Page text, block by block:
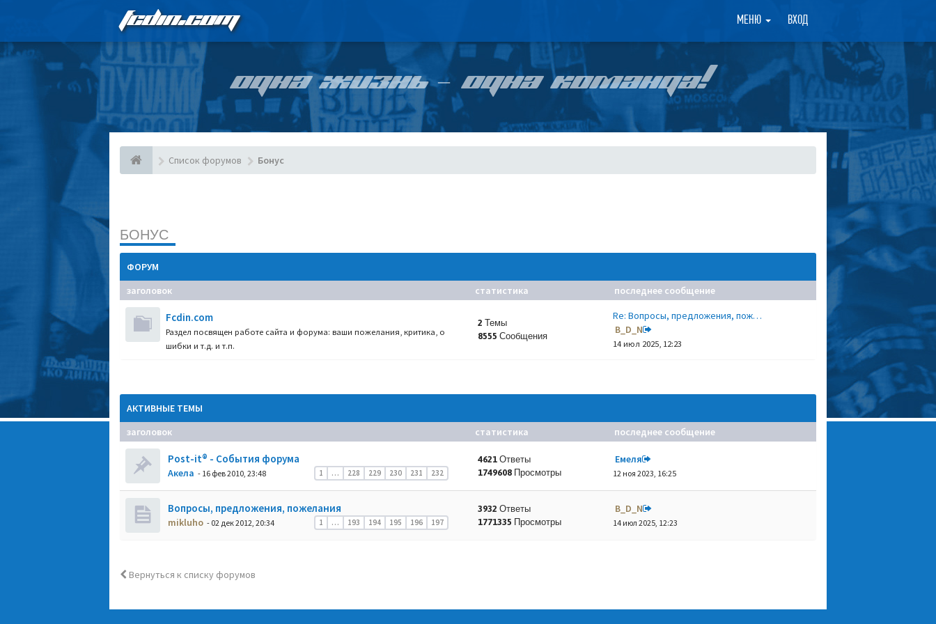
FCDIN.COM МЕНЮ ВХОД ×
ОДНА ЖИЗНЬ – ОДНА КОМАНДА!
Список форумов Бонус
БОНУС
ФОРУМ
заголовок
статистика последнее сообщение
Fcdin.com
Раздел посвящен работе сайта и форума: ваши пожелания, критика, о
шибки и т.д. и т.п.
2 Темы
8555 Сообщения
Re: Вопросы, предложения, пож…
B_D_N
14 июл 2025, 12:23
АКТИВНЫЕ ТЕМЫ
заголовок
статистика последнее сообщение
Post-it® - События форума
1 … 228 229 230 231 232
Акела - 16 фев 2010, 23:48
4621 Ответы
1749608 Просмотры
Емеля
12 ноя 2023, 16:25
Вопросы, предложения, пожелания
1 … 193 194 195 196 197
mikluho - 02 дек 2012, 20:34
3932 Ответы
1771335 Просмотры
B_D_N
14 июл 2025, 12:23
Вернуться к списку форумов